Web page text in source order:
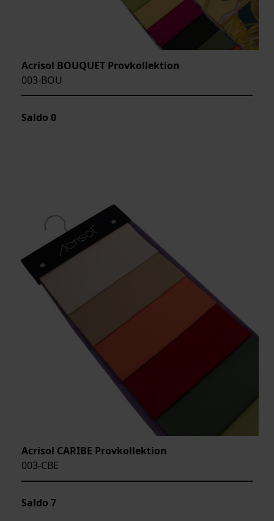
Acrisol BOUQUET Provkollektion
003-BOU
Saldo 0
Acrisol CARIBE Provkollektion
003-CBE
Saldo 7